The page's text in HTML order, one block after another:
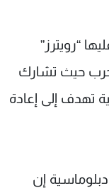
“رويترز”
حيث تشارك
تهدف إلى إعادة
إن